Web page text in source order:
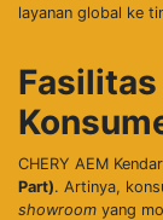
layanan global ke
Fasilitas
​CHERY AEM
Part). Artinya,
showroom yang